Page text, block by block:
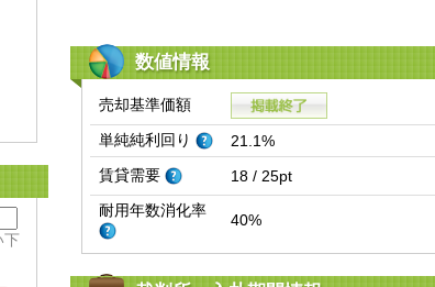
下
数値情報
売却基準価額
単純純利回り
21.1%
賃貸需要
18 / 25pt
耐用年数消化率
40%